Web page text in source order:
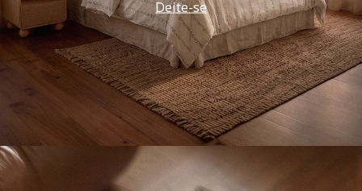
Deite-se